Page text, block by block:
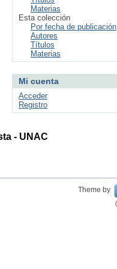
Materias
Esta colección
Por fecha de publicación
Autores
Títulos
Materias
Mi cuenta
Acceder
Registro
- UNAC
Theme by